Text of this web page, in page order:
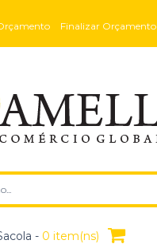
Finalizar Orçamento
- 0 item(ns)